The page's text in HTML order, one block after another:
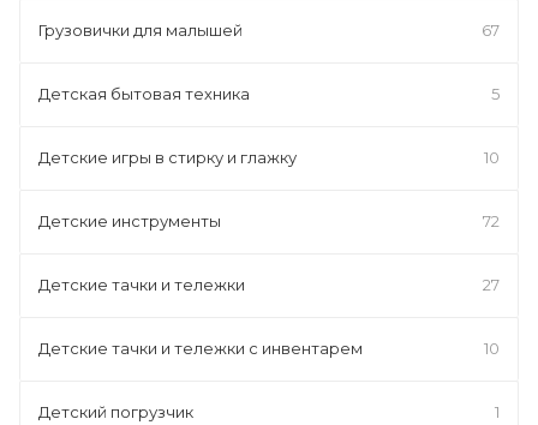
Грузовички для малышей 67
Детская бытовая техника 5
Детские игры в стирку и глажку 10
Детские инструменты 72
Детские тачки и тележки 27
Детские тачки и тележки с инвентарем 10
Детский погрузчик 1